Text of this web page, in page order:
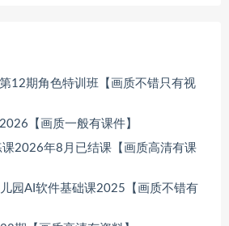
12期角色特训班【画质不错只有视
【画质一般有课件】
课2026年8月已结课【画质高清有课
园AI软件基础课2025【画质不错有